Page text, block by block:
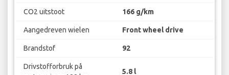
CO2 uitstoot 166 g/km
Aangedreven wielen Front wheel drive
Brandstof 92
Drivstofforbruk på
5.8 l